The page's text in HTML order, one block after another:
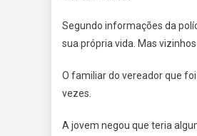
Segundo informações da
sua própria vida. Mas
O familiar do vereador que
vezes.
A jovem negou que teria